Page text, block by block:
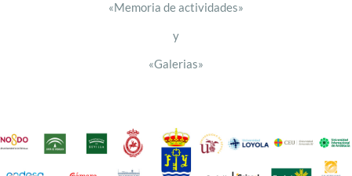
«Memoria de actividades»
y
«Galerias»